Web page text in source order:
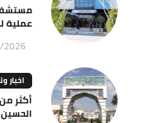
عملية
اخبار